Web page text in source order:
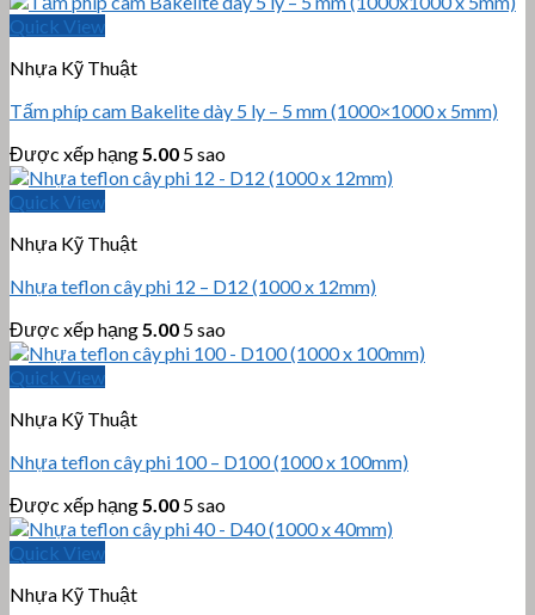
Quick View
Nhựa Kỹ Thuật
Tấm phíp cam Bakelite dày 5 ly – 5 mm (1000×1000 x 5mm)
Được xếp hạng 5.00 5 sao
Quick View
Nhựa Kỹ Thuật
Nhựa teflon cây phi 12 – D12 (1000 x 12mm)
Được xếp hạng 5.00 5 sao
Quick View
Nhựa Kỹ Thuật
Nhựa teflon cây phi 100 – D100 (1000 x 100mm)
Được xếp hạng 5.00 5 sao
Quick View
Nhựa Kỹ Thuật